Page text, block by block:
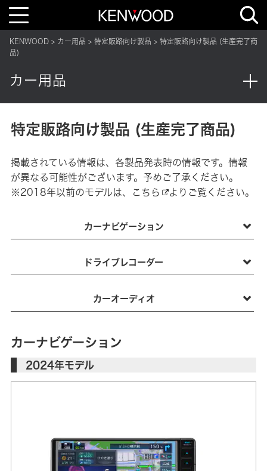
T
l
e
v
i
a
o
n
KENWOOD カー用品 特定販路向け製品
特定販路向け製品 (生産完了商
品)
カー用品
特定販路向け製品 (生産完了商品)
掲載されている情報は、各製品発表時の情報です。情報
が異なる可能性がございます。予めご了承ください。
※2018年以前のモデルは、
こちら よりご覧ください。
カーナビゲーション
ドライブレコーダー
カーオーディオ
カーナビゲーション
2024年モデル